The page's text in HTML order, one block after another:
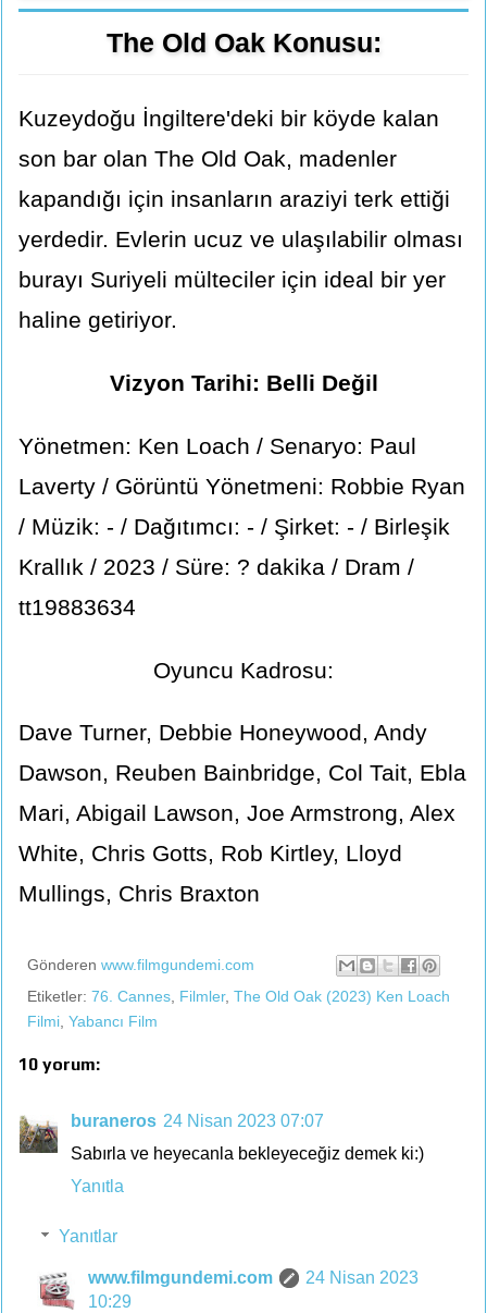
The Old Oak Konusu:
Kuzeydoğu İngiltere'deki bir köyde kalan
son bar olan The Old Oak, madenler
kapandığı için insanların araziyi terk ettiği
yerdedir. Evlerin ucuz ve ulaşılabilir olması
burayı Suriyeli mülteciler için ideal bir yer
haline getiriyor.
Vizyon Tarihi: Belli Değil
Yönetmen: Ken Loach / Senaryo: Paul
Laverty / Görüntü Yönetmeni: Robbie Ryan
/ Müzik: - / Dağıtımcı: - / Şirket: - / Birleşik
Krallık / 2023 / Süre: ? dakika / Dram /
tt19883634
Oyuncu Kadrosu:
Dave Turner, Debbie Honeywood, Andy
Dawson, Reuben Bainbridge, Col Tait, Ebla
Mari, Abigail Lawson, Joe Armstrong, Alex
White, Chris Gotts, Rob Kirtley, Lloyd
Mullings, Chris Braxton
Gönderen www.filmgundemi.com
Etiketler: 76. Cannes, Filmler, The Old Oak (2023) Ken Loach
Filmi, Yabancı Film
10 yorum:
buraneros 24 Nisan 2023 07:07
Sabırla ve heyecanla bekleyeceğiz demek ki:)
Yanıtla
Yanıtlar
www.filmgundemi.com
24 Nisan 2023
10:29